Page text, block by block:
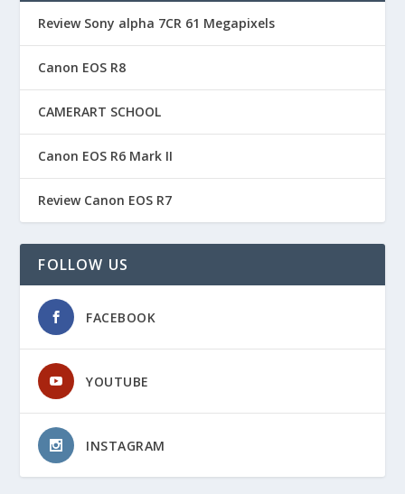
Review Sony alpha 7CR 61 Megapixels
Canon EOS R8
CAMERART SCHOOL
Canon EOS R6 Mark II
Review Canon EOS R7
FOLLOW US
FACEBOOK
YOUTUBE
INSTAGRAM